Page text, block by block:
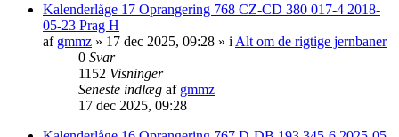
Kalenderlåge 17 Oprangering 768 CZ-CD 380 017-4 2018-
05-23 Prag H
af gmmz » 17 dec 2025, 09:28 » i Alt om de rigtige jernbaner
0 Svar
1152 Visninger
Seneste indlæg af gmmz
17 dec 2025, 09:28